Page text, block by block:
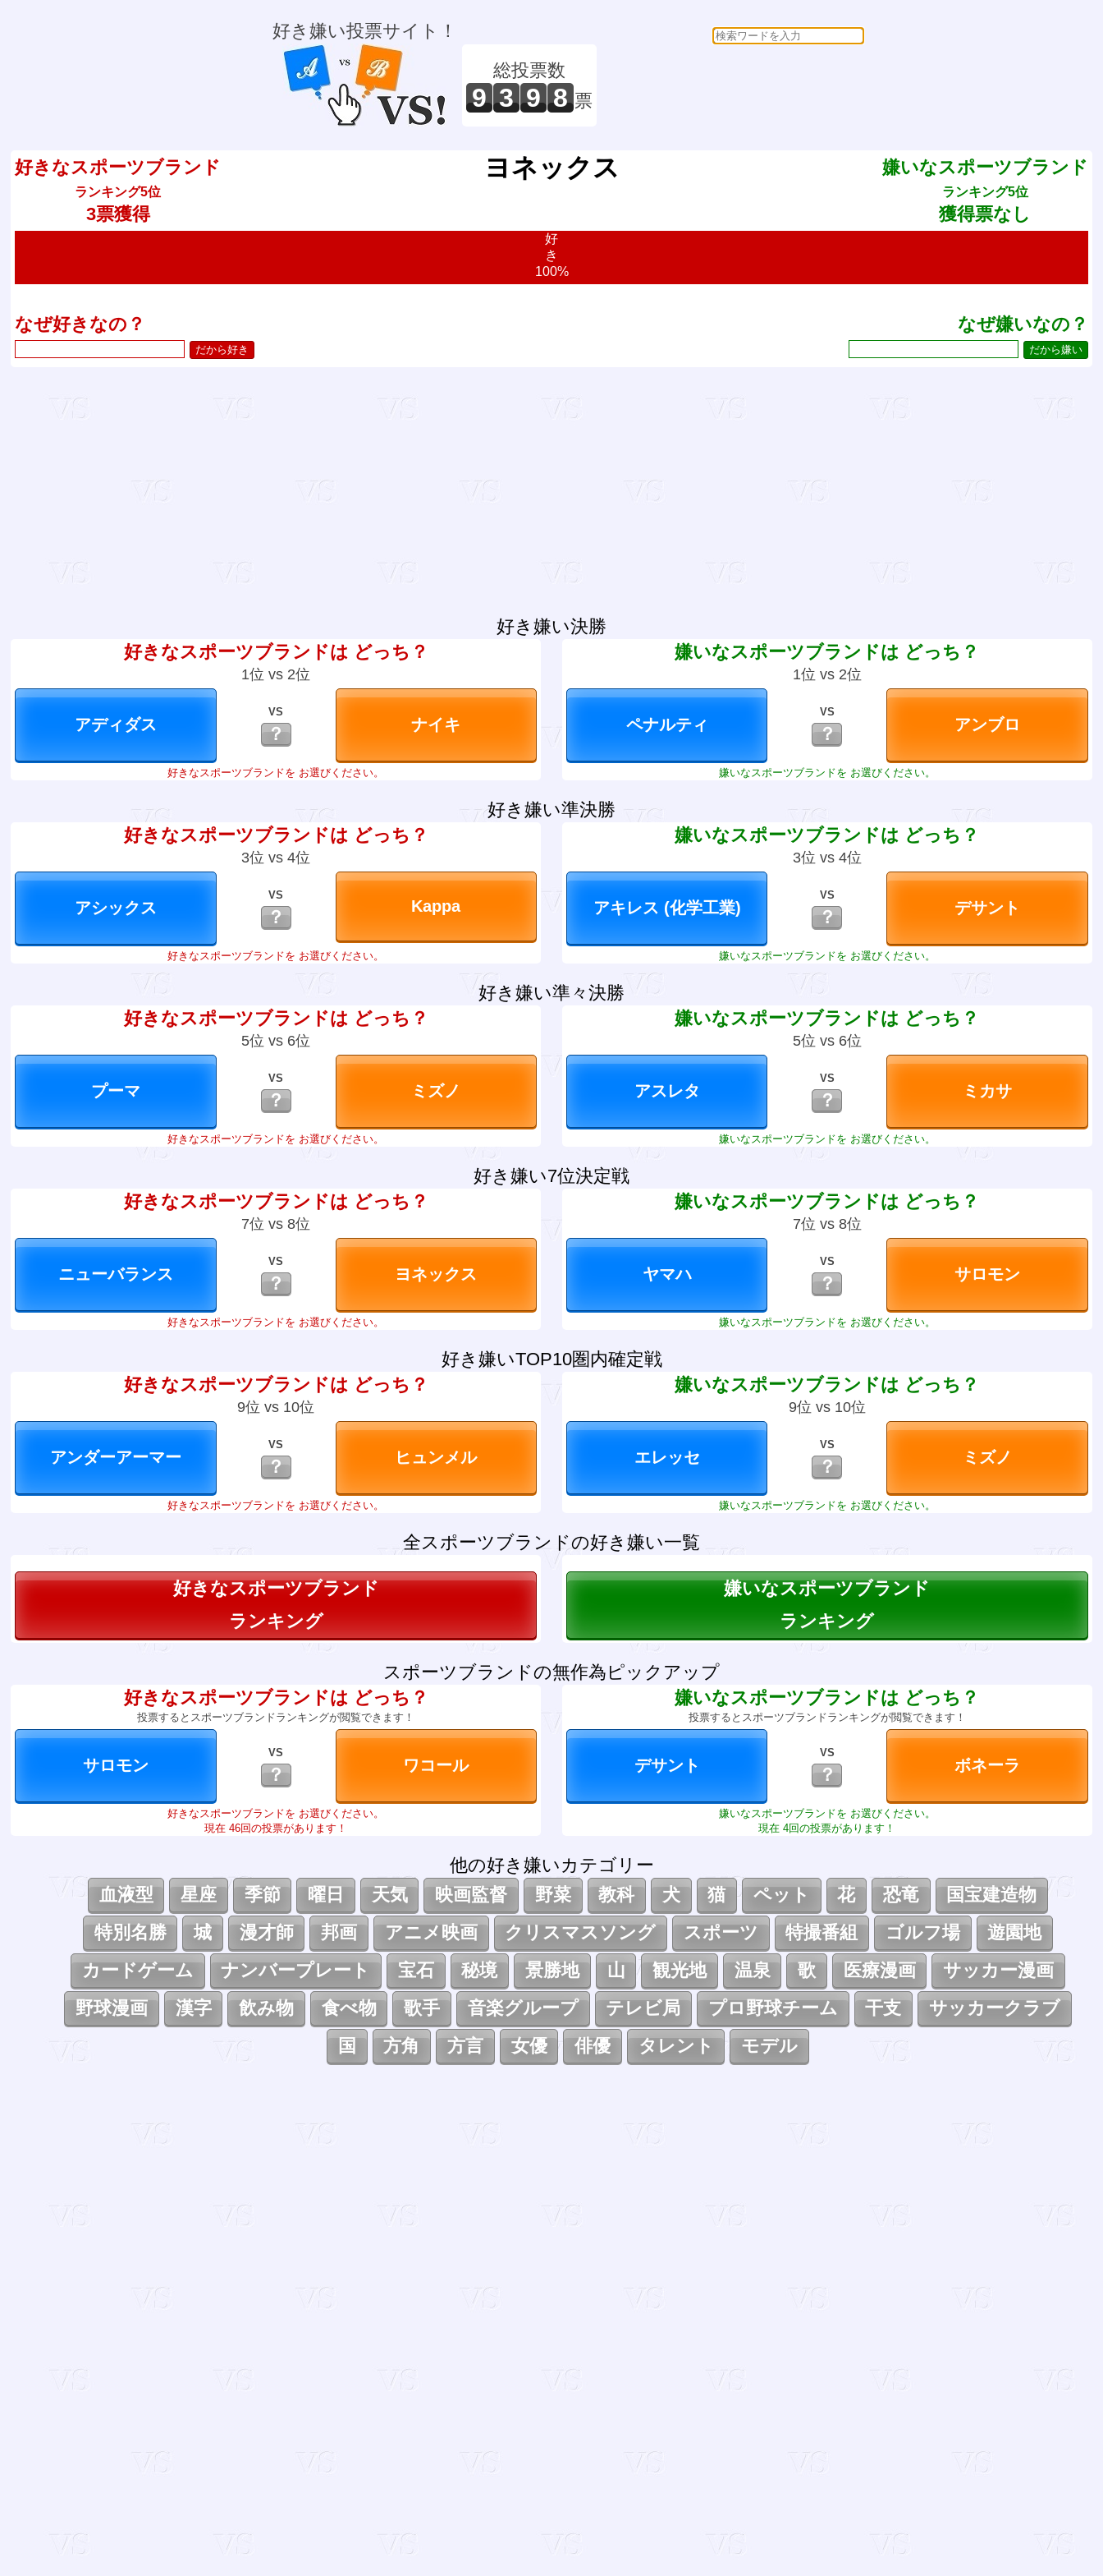
好き嫌い投票サイト！
総投票数
9 3 9 8 票
好きなスポーツブランド
ランキング5位
3票獲得
嫌いなスポーツブランド
ランキング5位
獲得票なし
ヨネックス
好
き
100%
なぜ好きなの？ なぜ嫌いなの？
好き嫌い決勝
好きなスポーツブランドは どっち？
1位 vs 2位
VS
？
好きなスポーツブランドを お選びください。
嫌いなスポーツブランドは どっち？
1位 vs 2位
VS
？
嫌いなスポーツブランドを お選びください。
好き嫌い準決勝
好きなスポーツブランドは どっち？
3位 vs 4位
VS
？
好きなスポーツブランドを お選びください。
嫌いなスポーツブランドは どっち？
3位 vs 4位
VS
？
嫌いなスポーツブランドを お選びください。
好き嫌い準々決勝
好きなスポーツブランドは どっち？
5位 vs 6位
VS
？
好きなスポーツブランドを お選びください。
嫌いなスポーツブランドは どっち？
5位 vs 6位
VS
？
嫌いなスポーツブランドを お選びください。
好き嫌い7位決定戦
好きなスポーツブランドは どっち？
7位 vs 8位
VS
？
好きなスポーツブランドを お選びください。
嫌いなスポーツブランドは どっち？
7位 vs 8位
VS
？
嫌いなスポーツブランドを お選びください。
好き嫌いTOP10圏内確定戦
好きなスポーツブランドは どっち？
9位 vs 10位
VS
？
好きなスポーツブランドを お選びください。
嫌いなスポーツブランドは どっち？
9位 vs 10位
VS
？
嫌いなスポーツブランドを お選びください。
全スポーツブランドの好き嫌い一覧
好きなスポーツブランド
ランキング
嫌いなスポーツブランド
ランキング
スポーツブランドの無作為ピックアップ
好きなスポーツブランドは どっち？
投票するとスポーツブランドランキングが閲覧できます！
VS
？
好きなスポーツブランドを お選びください。
現在 46回の投票があります！
嫌いなスポーツブランドは どっち？
投票するとスポーツブランドランキングが閲覧できます！
VS
？
嫌いなスポーツブランドを お選びください。
現在 4回の投票があります！
他の好き嫌いカテゴリー
血液型
星座 季節 曜日 天気 映画監督 野菜 教科 犬 猫 ペット 花 恐竜
国宝建造物
特別名勝
城 漫才師 邦画 アニメ映画 クリスマスソング スポーツ 特撮番組 ゴルフ場
遊園地
カードゲーム
ナンバープレート 宝石 秘境 景勝地 山 観光地 温泉 歌 医療漫画
サッカー漫画
野球漫画
漢字 飲み物 食べ物 歌手 音楽グループ テレビ局 プロ野球チーム 干支
サッカークラブ
国
方角 方言 女優 俳優 タレント モデル